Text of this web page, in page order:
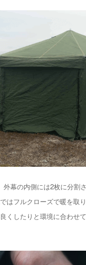
外幕の内側には2枚に分割
はフルクローズで暖を取
くしたりと環境に合わせ